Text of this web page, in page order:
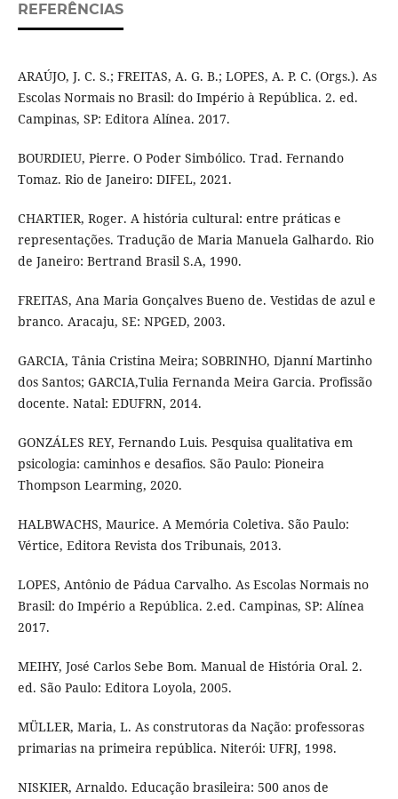
REFERÊNCIAS
ARAÚJO, J. C. S.; FREITAS, A. G. B.; LOPES, A. P. C. (Orgs.). As
Escolas Normais no Brasil: do Império à República. 2. ed.
Campinas, SP: Editora Alínea. 2017.
BOURDIEU, Pierre. O Poder Simbólico. Trad. Fernando
Tomaz. Rio de Janeiro: DIFEL, 2021.
CHARTIER, Roger. A história cultural: entre práticas e
representações. Tradução de Maria Manuela Galhardo. Rio
de Janeiro: Bertrand Brasil S.A, 1990.
FREITAS, Ana Maria Gonçalves Bueno de. Vestidas de azul e
branco. Aracaju, SE: NPGED, 2003.
GARCIA, Tânia Cristina Meira; SOBRINHO, Djanní Martinho
dos Santos; GARCIA,Tulia Fernanda Meira Garcia. Profissão
docente. Natal: EDUFRN, 2014.
GONZÁLES REY, Fernando Luis. Pesquisa qualitativa em
psicologia: caminhos e desafios. São Paulo: Pioneira
Thompson Learming, 2020.
HALBWACHS, Maurice. A Memória Coletiva. São Paulo:
Vértice, Editora Revista dos Tribunais, 2013.
LOPES, Antônio de Pádua Carvalho. As Escolas Normais no
Brasil: do Império a República. 2.ed. Campinas, SP: Alínea
2017.
MEIHY, José Carlos Sebe Bom. Manual de História Oral. 2.
ed. São Paulo: Editora Loyola, 2005.
MÜLLER, Maria, L. As construtoras da Nação: professoras
primarias na primeira república. Niterói: UFRJ, 1998.
NISKIER, Arnaldo. Educação brasileira: 500 anos de